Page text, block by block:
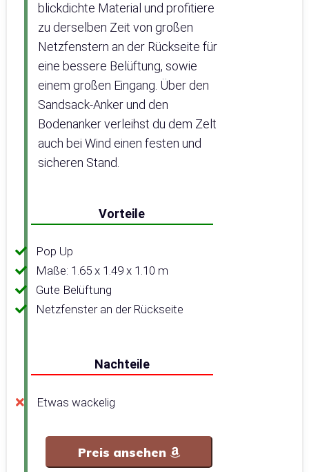
blickdichte Material und profitiere
zu derselben Zeit von großen
Netzfenstern an der Rückseite für
eine bessere Belüftung, sowie
einem großen Eingang. Über den
Sandsack-Anker und den
Bodenanker verleihst du dem Zelt
auch bei Wind einen festen und
sicheren Stand.
Vorteile
Pop Up
Maße: 1.65 x 1.49 x 1.10 m
Gute Belüftung
Netzfenster an der Rückseite
Nachteile
Etwas wackelig
Preis ansehen